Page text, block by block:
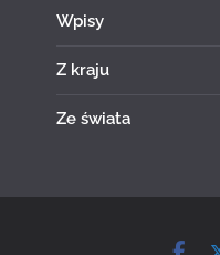
Wpisy
Z kraju
Ze świata